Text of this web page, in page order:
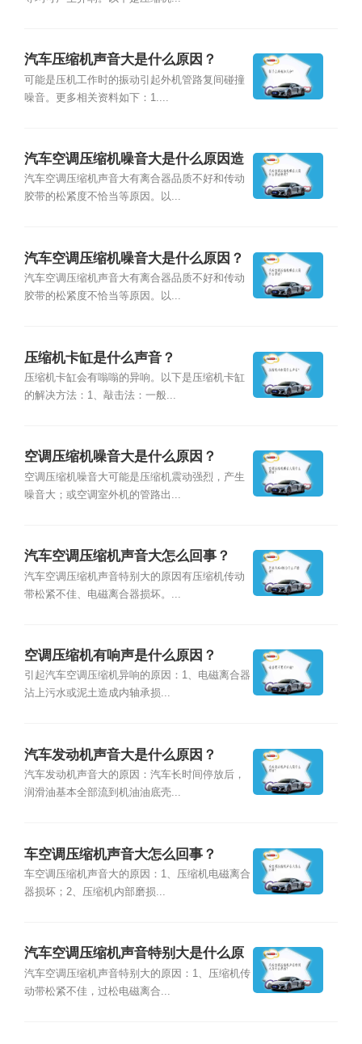
汽车压缩机声音大是什么原因？
可能是压机工作时的振动引起外机管路复间碰撞
噪音。更多相关资料如下：1....
汽车空调压缩机噪音大是什么原因造
成？
汽车空调压缩机声音大有离合器品质不好和传动
胶带的松紧度不恰当等原因。以...
汽车空调压缩机噪音大是什么原因？
汽车空调压缩机声音大有离合器品质不好和传动
胶带的松紧度不恰当等原因。以...
压缩机卡缸是什么声音？
压缩机卡缸会有嗡嗡的异响。以下是压缩机卡缸
的解决方法：1、敲击法：一般...
空调压缩机噪音大是什么原因？
空调压缩机噪音大可能是压缩机震动强烈，产生
噪音大；或空调室外机的管路出...
汽车空调压缩机声音大怎么回事？
汽车空调压缩机声音特别大的原因有压缩机传动
带松紧不佳、电磁离合器损坏。...
空调压缩机有响声是什么原因？
引起汽车空调压缩机异响的原因：1、电磁离合器
沾上污水或泥土造成内轴承损...
汽车发动机声音大是什么原因？
汽车发动机声音大的原因：汽车长时间停放后，
润滑油基本全部流到机油油底壳...
车空调压缩机声音大怎么回事？
车空调压缩机声音大的原因：1、压缩机电磁离合
器损坏；2、压缩机内部磨损...
汽车空调压缩机声音特别大是什么原
因？
汽车空调压缩机声音特别大的原因：1、压缩机传
动带松紧不佳，过松电磁离合...